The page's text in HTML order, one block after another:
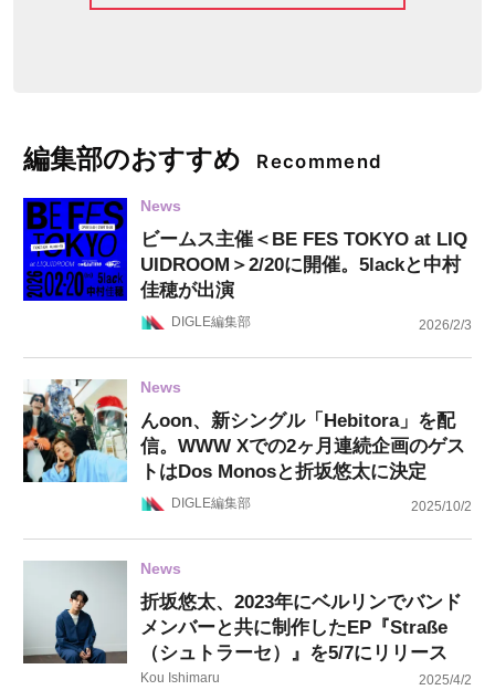
編集部のおすすめ Recommend
News
ビームス主催＜BE FES TOKYO at LIQ
UIDROOM＞2/20に開催。5lackと中村
佳穂が出演
DIGLE編集部 2026/2/3
News
んoon、新シングル「Hebitora」を配
信。WWW Xでの2ヶ月連続企画のゲス
トはDos Monosと折坂悠太に決定
DIGLE編集部 2025/10/2
News
折坂悠太、2023年にベルリンでバンド
メンバーと共に制作したEP『Straße
（シュトラーセ）』を5/7にリリース
Kou Ishimaru 2025/4/2